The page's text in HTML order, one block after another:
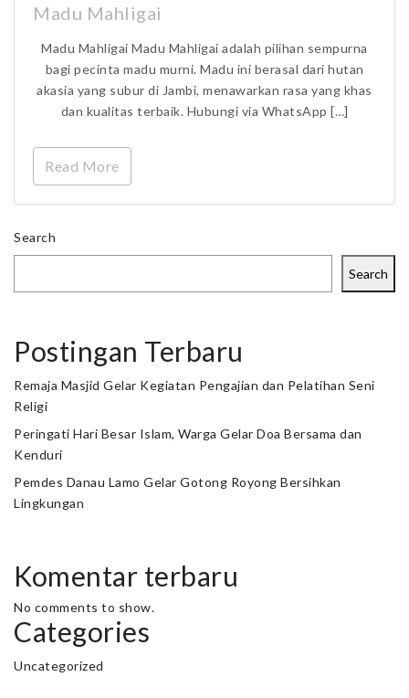
Madu Mahligai
Madu Mahligai Madu Mahligai adalah pilihan sempurna
bagi pecinta madu murni. Madu ini berasal dari hutan
akasia yang subur di Jambi, menawarkan rasa yang khas
dan kualitas terbaik. Hubungi via WhatsApp […]
Read More
Search
Search
Postingan Terbaru
Remaja Masjid Gelar Kegiatan Pengajian dan Pelatihan Seni
Religi
Peringati Hari Besar Islam, Warga Gelar Doa Bersama dan
Kenduri
Pemdes Danau Lamo Gelar Gotong Royong Bersihkan
Lingkungan
Komentar terbaru
No comments to show.
Categories
Uncategorized